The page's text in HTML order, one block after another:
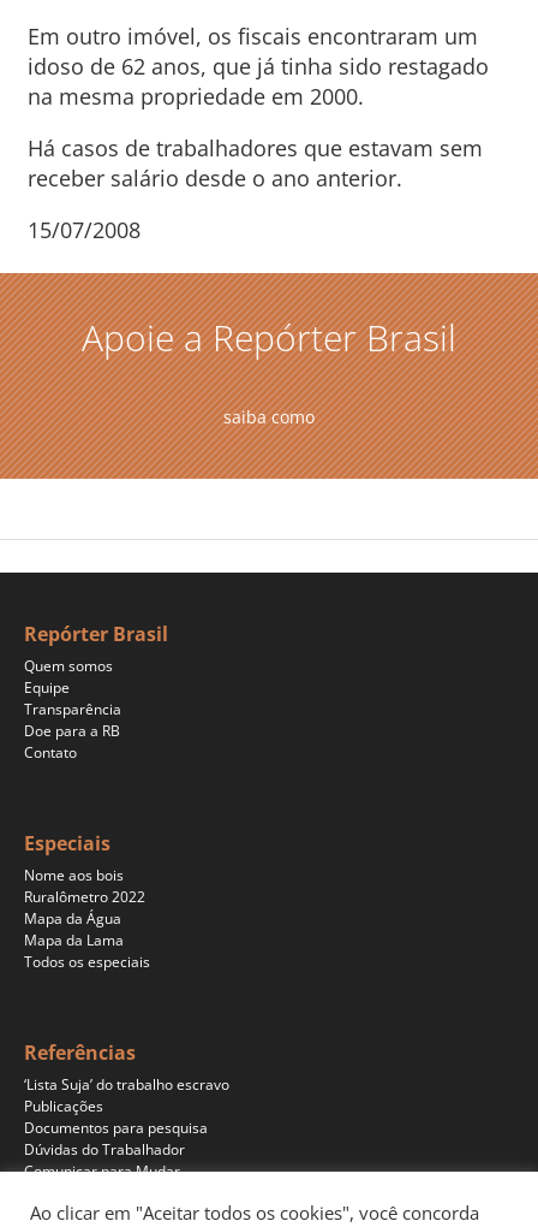
Em outro imóvel, os fiscais encontraram um
idoso de 62 anos, que já tinha sido restagado
na mesma propriedade em 2000.
Há casos de trabalhadores que estavam sem
receber salário desde o ano anterior.
15/07/2008
Apoie a Repórter Brasil
saiba como
Repórter Brasil
Quem somos
Equipe
Transparência
Doe para a RB
Contato
Especiais
Nome aos bois
Ruralômetro 2022
Mapa da Água
Mapa da Lama
Todos os especiais
Referências
‘Lista Suja’ do trabalho escravo
Publicações
Documentos para pesquisa
Dúvidas do Trabalhador
Comunicar para Mudar
Ao clicar em "Aceitar todos os cookies", você concorda